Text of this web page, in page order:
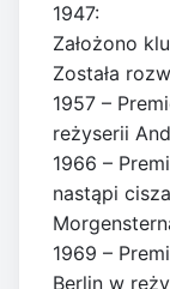
1947:
Założono
Została
1957 –
reżyserii
1966 –
nastąpi
1969 –
Berlin w